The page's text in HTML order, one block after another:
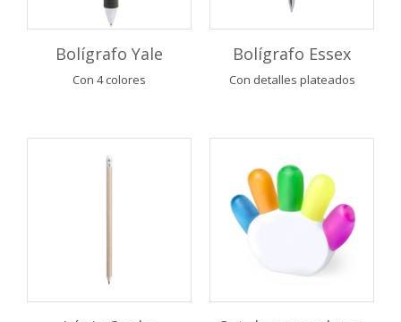
Bolígrafo Yale
Con 4 colores
Bolígrafo Essex
Con detalles plateados